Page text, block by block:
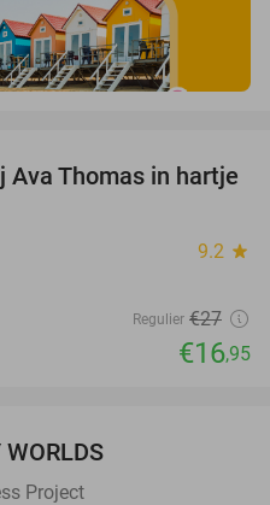
37%
Ava Thomas in hartje
9.2 star
Regulier €27
€16,95
Project